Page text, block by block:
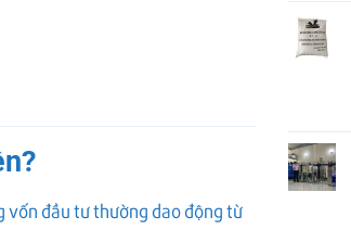
vốn đầu tư thường dao động từ